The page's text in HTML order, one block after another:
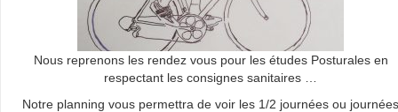
Nous reprenons les rendez vous pour les études Posturales en
respectant les consignes sanitaires …
Notre planning vous permettra de voir les 1/2 journées ou journées